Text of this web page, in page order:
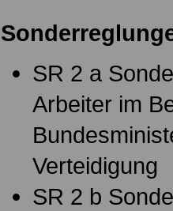
SR 2 a
Arbeiter im
Verteidigung
SR 2 b